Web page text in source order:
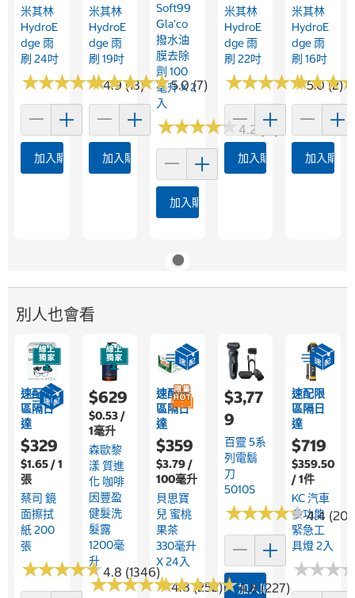
米其林
HydroE
Dge 雨
刷 24吋
★★★★★
★★★★★4.9 (13)
加入購物車
米其林
HydroE
Dge 雨
刷 19吋
★★★★★
★★★★★5.0 (7)
加入購物車
Soft99
Gla'co
撥水油
膜去除
劑 100
毫升 X 2
入
★★★★★
★★★★★4.2 (21)
加入購物車
米其林
HydroE
Dge 雨
刷 22吋
★★★★★
★★★★★5.0 (2)
加入購物車
米其林
HydroE
Dge 雨
刷 16吋
★★★
★★★
加入購物
別人也會看
速配限
區隔日
達
$329
$1.65 / 1
張
蔡司 鏡
面擦拭
紙 200
張
★★★★★
★★★★★4.8 (1346)
$629
$0.53 /
1毫升
森歐黎
漾 質進
化 咖啡
因豐盈
健髮洗
髮露
1200毫
升
★★★★★
★★★★★4.8 (252)
速配限
區隔日
達
$359
$3.79 /
100毫升
貝思寶
兒 蜜桃
果茶
330毫升
X 24入
★★★★★
★★★★★4.8 (227)
$3,77
9
百靈 5系
列電鬍
刀
5010S
★★★★★
★★★★★4.4 (20)
加入購物車
速配限
區隔日
達
$719
$359.50
/ 1件
KC 汽車
多功能
緊急工
具燈 2入
★★★
★★★